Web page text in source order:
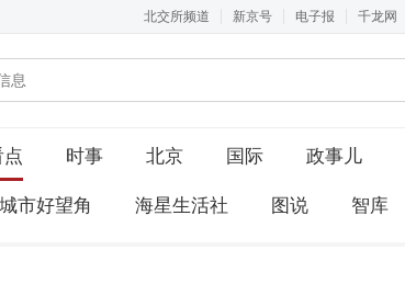
北交所频道 新京号 电子报 千龙网
点 时事 北京 国际 政事儿
城市好望角 海星生活社 图说 智库